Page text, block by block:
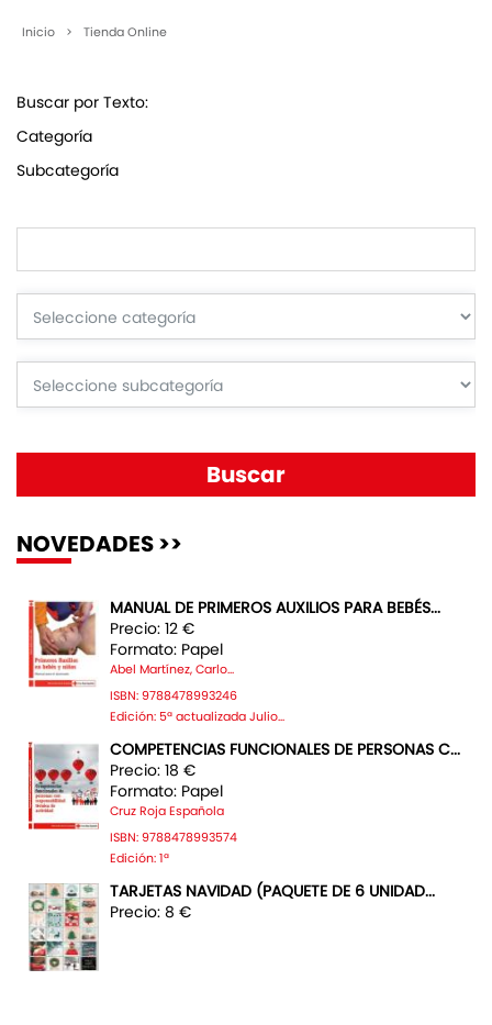
Inicio > Tienda Online
Buscar por Texto:
Categoría
Subcategoría
NOVEDADES >>
MANUAL DE PRIMEROS AUXILIOS PARA BEBÉS...
Precio: 12 €
Formato: Papel
Abel Martínez, Carlo...
ISBN: 9788478993246
Edición: 5ª actualizada Julio...
COMPETENCIAS FUNCIONALES DE PERSONAS C...
Precio: 18 €
Formato: Papel
Cruz Roja Española
ISBN: 9788478993574
Edición: 1ª
TARJETAS NAVIDAD (PAQUETE DE 6 UNIDAD...
Precio: 8 €